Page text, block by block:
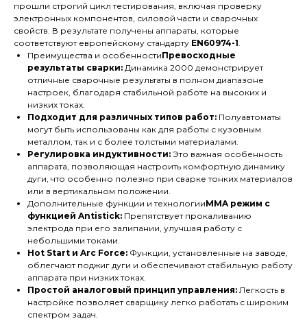
прошли строгий цикл тестирования, включая проверку
электронных компонентов, силовой части и сварочных
свойств. В результате получены аппараты, которые
соответствуют европейскому стандарту EN60974-1.
Преимущества и особенностиПревосходные
результаты сварки: Динамика 2000 демонстрирует
отличные сварочные результаты в полном диапазоне
настроек, благодаря стабильной работе на высоких и
низких токах.
Подходит для различных типов работ: Полуавтоматы
могут быть использованы как для работы с кузовным
металлом, так и с более толстыми материалами.
Регулировка индуктивности: Это важная особенность
аппарата, позволяющая настроить комфортную динамику
дуги, что особенно полезно при сварке тонких материалов
или в вертикальном положении.
Дополнительные функции и технологииMMA режим с
функцией Antistick: Препятствует прокаливанию
электрода при его залипании, улучшая работу с
небольшими токами.
Hot Start и Arc Force: Функции, установленные на заводе,
облегчают поджиг дуги и обеспечивают стабильную работу
аппарата при низких токах.
Простой аналоговый принцип управления: Легкость в
настройке позволяет сварщику легко работать с широким
спектром задач.